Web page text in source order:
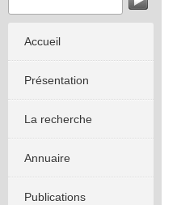
Accueil
Présentation
La recherche
Annuaire
Publications